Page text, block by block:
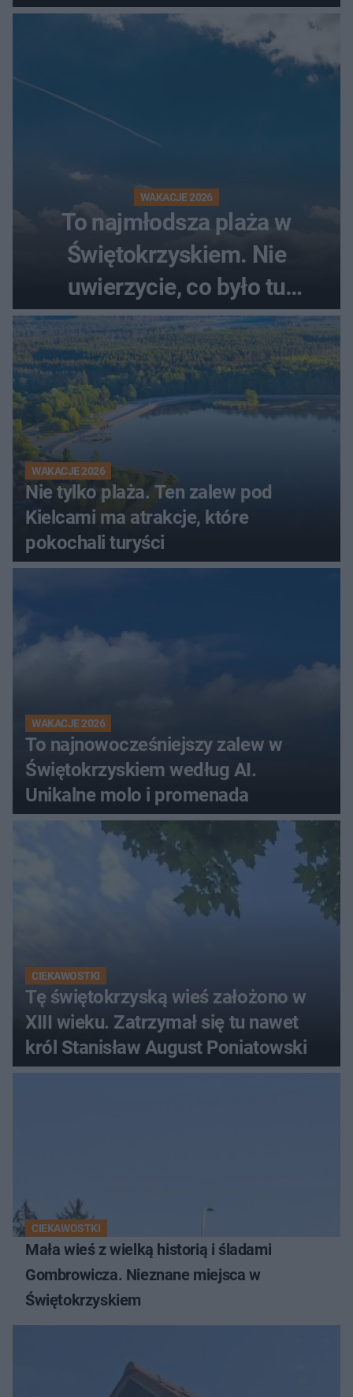
przez wędkarzy i turystów
WAKACJE 2026
To najmłodsza plaża w
Świętokrzyskiem. Nie
uwierzycie, co było tu
wcześniej
WAKACJE 2026
Nie tylko plaża. Ten zalew pod
Kielcami ma atrakcje, które
pokochali turyści
WAKACJE 2026
To najnowocześniejszy zalew w
Świętokrzyskiem według AI.
Unikalne molo i promenada
CIEKAWOSTKI
Tę świętokrzyską wieś założono w
XIII wieku. Zatrzymał się tu nawet
król Stanisław August Poniatowski
CIEKAWOSTKI
Mała wieś z wielką historią i śladami
Gombrowicza. Nieznane miejsca w
Świętokrzyskiem